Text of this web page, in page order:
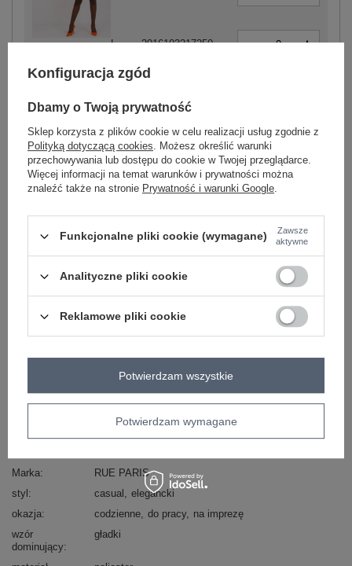
L 2016103217250 - +
kobaltowy
M 2016103217366 -
+
Zobacz wszystkie kolory (+2)
Zadzwoń+48 601 547 740 Zadaj pytanie
Marka
RUE PARIS
styl
casual
elegancki
okazja
codzienne do pracy
na imprezę
wzór
dominujący
gładki
Konfiguracja zgód
Dbamy o Twoją prywatność
Sklep korzysta z plików cookie w celu realizacji usług zgodnie z
Polityką dotyczącą cookies. Możesz określić warunki
przechowywania lub dostępu do cookie w Twojej przeglądarce.
Więcej informacji na temat warunków i prywatności można
znaleźć także na stronie Prywatność i warunki Google.
Funkcjonalne pliki cookie (wymagane)
Zawsze
aktywne
Analityczne pliki cookie
Reklamowe pliki cookie
Potwierdzam wymagane
Potwierdzam wszystkie